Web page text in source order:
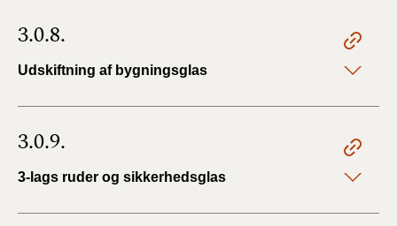
3.0.8.
Udskiftning af bygningsglas
3.0.9.
3-lags ruder og sikkerhedsglas